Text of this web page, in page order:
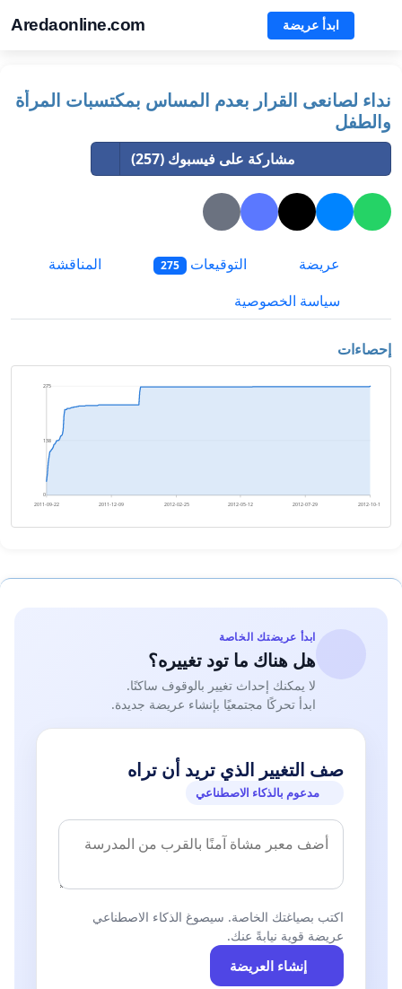
Aredaonline.com ابدأ عريضة
نداء لصانعى القرار بعدم المساس بمكتسبات المرأة
والطفل
مشاركة على فيسبوك (257)
عريضة التوقيعات 275
المناقشة
سياسة الخصوصية
إحصاءات
0
138
275
2011-09-22 2011-12-09 2012-02-25 2012-05-12 2012-07-29 2012-10-15
ابدأ عريضتك الخاصة
هل هناك ما تود تغييره؟
لا يمكنك إحداث تغيير بالوقوف ساكنًا.
ابدأ تحركًا مجتمعيًا بإنشاء عريضة جديدة.
صف التغيير الذي تريد أن تراه
مدعوم بالذكاء الاصطناعي
اكتب بصياغتك الخاصة. سيصوغ الذكاء الاصطناعي
عريضة قوية نيابةً عنك.
إنشاء العريضة